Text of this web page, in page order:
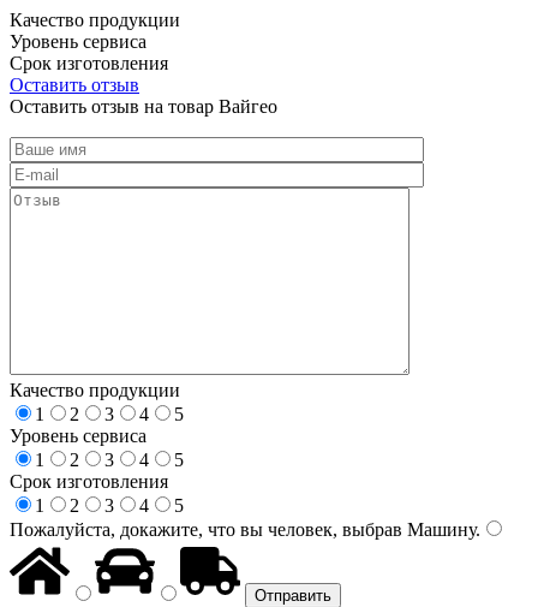
Качество продукции
Уровень сервиса
Срок изготовления
Оставить отзыв
Оставить отзыв на товар Вайгео
Качество продукции
1
2 3 4
5
Уровень сервиса
1
2 3 4
5
Срок изготовления
1
2 3 4
5
Пожалуйста, докажите, что вы человек, выбрав Машину.